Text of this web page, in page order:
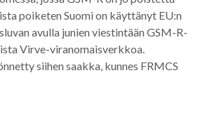
poiketen Suomi on käyttänyt EU:n
avulla junien viestintään GSM-R-
Virve-viranomaisverkkoa.
siihen saakka, kunnes FRMCS